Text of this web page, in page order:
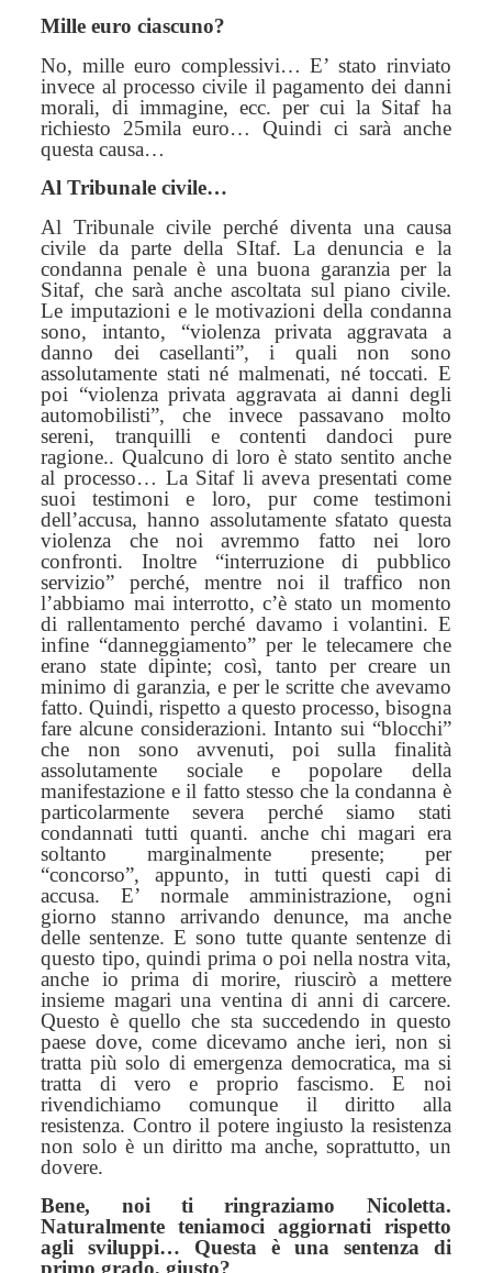
Mille euro ciascuno?
No, mille euro complessivi…E’ stato rinviato
invece al processo civile il pagamento dei danni
morali, di immagine, ecc. per cuila Sitaf ha
richiesto 25mila euro… Quindi ci sarà anche
questa causa…
Al Tribunale civile…
Al Tribunale civile perché diventa una causa
civile da parte della SItaf. La denuncia e la
condanna penale è una buona garanzia per la
Sitaf, che sarà anche ascoltata sul piano civile.
Le imputazioni e le motivazioni della condanna
sono,intanto, “violenza privata aggravata a
danno dei casellanti”, i quali non sono
assolutamente stati né malmenati, né toccati. E
poi “violenza privata aggravata ai danni degli
automobilisti”, che invece passavano molto
sereni, tranquilli e contenti dandoci pure
ragione..Qualcuno di loro è stato sentito anche
al processo… La Sitaf li aveva presentati come
suoi testimoni e loro, pur come testimoni
dell’accusa, hanno assolutamente sfatato questa
violenza che noi avremmo fatto nei loro
confronti. Inoltre “interruzione di pubblico
servizio” perché, mentre noi il traffico non
l’abbiamo mai interrotto, c’è stato un momento
di rallentamento perché davamo i volantini. E
infine “danneggiamento” per le telecamere che
erano state dipinte; così, tanto per creare un
minimo di garanzia, e per le scritte che avevamo
fatto. Quindi, rispetto a questo processo, bisogna
fare alcune considerazioni. Intanto sui “blocchi”
che non sono avvenuti,poi sulla finalità
assolutamente sociale e popolare della
manifestazione e il fatto stesso che la condanna è
particolarmente severa perché siamo stati
condannati tutti quanti. anche chi magari era
soltanto marginalmente presente; per
“concorso”, appunto, in tutti questi capi di
accusa. E’ normale amministrazione, ogni
giorno stanno arrivando denunce, ma anche
delle sentenze.E sono tutte quante sentenze di
questo tipo, quindi prima o poi nella nostra vita,
anche io prima di morire, riuscirò a mettere
insieme magari una ventina di anni di carcere.
Questo è quello che sta succedendo in questo
paese dove, come dicevamo anche ieri, non si
tratta più solo di emergenza democratica, ma si
tratta di vero e proprio fascismo. E noi
rivendichiamo comunque il diritto alla
resistenza. Contro il potere ingiusto la resistenza
non solo è un diritto ma anche, soprattutto, un
dovere.
Bene, noi ti ringraziamo Nicoletta.
Naturalmente teniamoci aggiornati rispetto
agli sviluppi… Questa è una sentenza di
primo grado, giusto?